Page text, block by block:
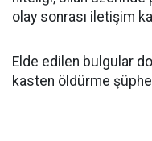
olay sonrası iletişim
Elde edilen bulgular
kasten öldürme